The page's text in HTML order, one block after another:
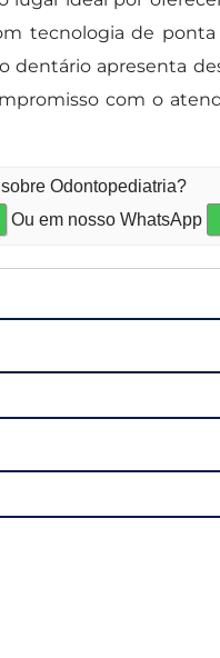
tecnologia de
apresenta
com o
Odontopediatria?
Ou em nosso WhatsApp